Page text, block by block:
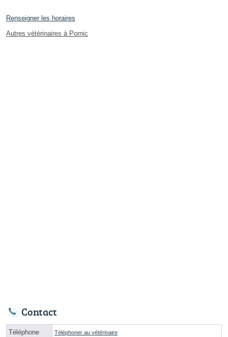
Renseigner les horaires
Autres vétérinaires à Pornic
Contact
Téléphone Téléphoner au vétérinaire